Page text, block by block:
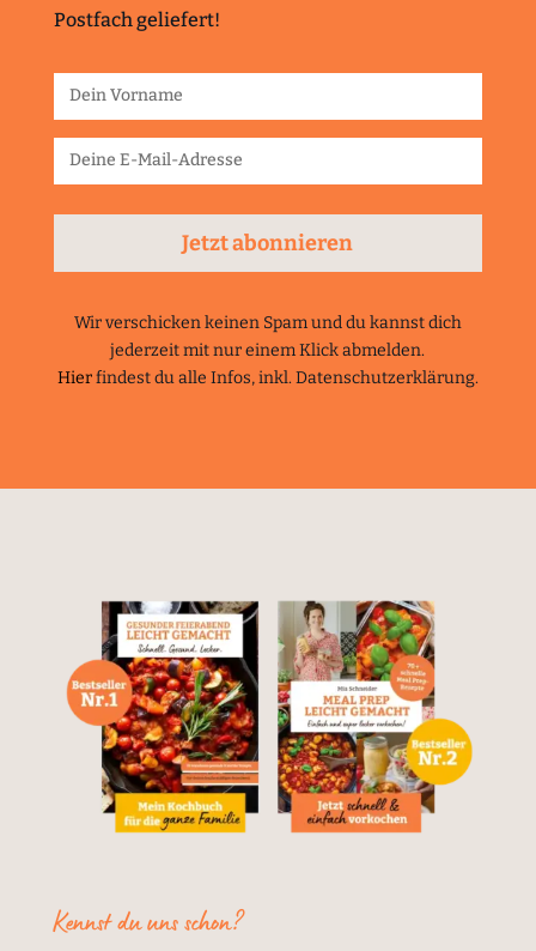
Postfach geliefert!
Jetzt abonnieren
Wir verschicken keinen Spam und du kannst dich
jederzeit mit nur einem Klick abmelden.
Hierfindest du alle Infos, inkl. Datenschutzerklärung.
Kennst du uns schon?